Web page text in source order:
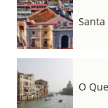
Santa
O